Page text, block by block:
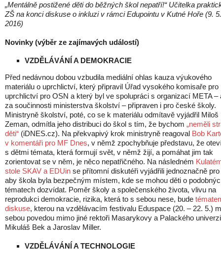
„Mentálně postižené děti do běžných škol nepatří!“ Učitelka
ZŠ na konci diskuse o inkluzi v rámci Edupointu v Kutné Hoře (9. 5.
2016)
Novinky (výběr ze zajímavých událostí)
VZDĚLÁVÁNÍ A DEMOKRACIE
Před nedávnou dobou vzbudila mediální ohlas kauza výukového
materiálu o uprchlictví, který připravil Úřad vysokého komisaře pro
uprchlictví pro OSN a který byl ve spolupráci s organizací META –
za součinnosti ministerstva školství – připraven i pro české školy.
Ministryně školství, poté, co se k materiálu odmítavě vyjádřil Miloš
Zeman, odmítla jeho distribuci do škol s tím, že bychom „neměli
děti“ (iDNES.cz). Na překvapivý krok ministryně reagoval Bob
v komentáři pro MF Dnes, v němž zpochybňuje představu, že
s dětmi témata, která formují svět, v němž žijí, a pomáhat jim tak
zorientovat se v něm, je něco nepatřičného. Na následném
stole SKAV a EDUin se přítomní diskutéři vyjádřili jednoznačně pro
aby škola byla bezpečným místem, kde se mohou děti o
tématech dozvídat. Poměr školy a společenského života, vlivu na
reprodukci demokracie, rizika, která to s sebou nese, bude
diskuse, kterou na vzdělávacím festivalu Eduspace (20. – 22. 5.)
sebou povedou mimo jiné rektoři Masarykovy a Palackého
Mikuláš Bek a Jaroslav Miller.
VZDĚLÁVÁNÍ A TECHNOLOGIE